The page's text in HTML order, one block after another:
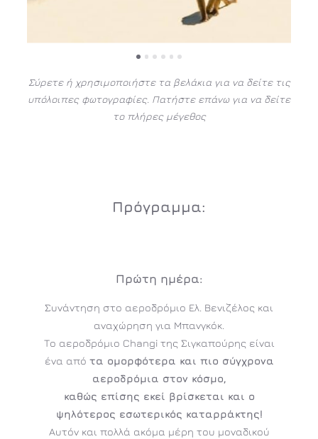
Σύρετε ή χρησιμοποιήστε τα βελάκια για να δείτε τις
υπόλοιπες φωτογραφίες. Πατήστε επάνω για να δείτε
το πλήρες μέγεθος
Πρόγραμμα:
Πρώτη ημέρα:
Συνάντηση στο αεροδρόμιο Ελ. Βενιζέλος και
αναχώρηση για Μπανγκόκ.
Το αεροδρόμιο Changi της Σιγκαπούρης είναι
ένα από τα ομορφότερα και πιο σύγχρονα
αεροδρόμια στον κόσμο,
καθώς επίσης εκεί βρίσκεται και ο
ψηλότερος εσωτερικός καταρράκτης!
Αυτόν και πολλά ακόμα μέρη του μοναδικού